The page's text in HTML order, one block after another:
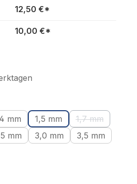
12,50 €*
10,00 €*
mm 1,5 mm 1,7 mm
(Esta opción
mm 3,0 mm
3,5 mm